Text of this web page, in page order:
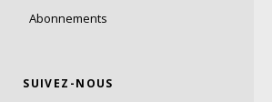
Abonnements
SUIVEZ-NOUS